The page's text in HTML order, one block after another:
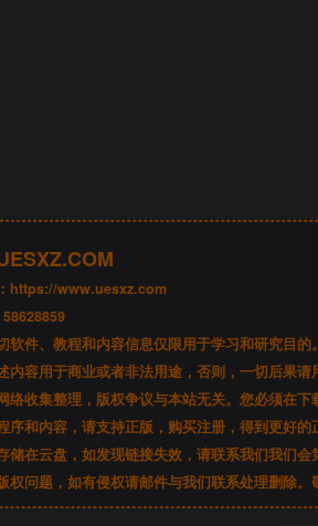
https://www.uesxz.com
58628859
软件、教程和内容信息仅限用于学习和研究目的
内容用于商业或者非法用途，否则，一切后果请
络收集整理，版权争议与本站无关。您必须在
序和内容，请支持正版，购买注册，得到更好的
储在云盘，如发现链接失效，请联系我们我们会
权问题，如有侵权请邮件与我们联系处理删除